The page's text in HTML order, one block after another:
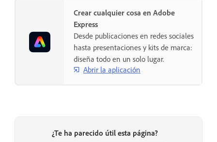
Crear cualquier cosa en Adobe
Express
Desde publicaciones en redes sociales
hasta presentaciones y kits de marca:
diseña todo en un solo lugar.
Abrir la aplicación
¿Te ha parecido útil esta página?